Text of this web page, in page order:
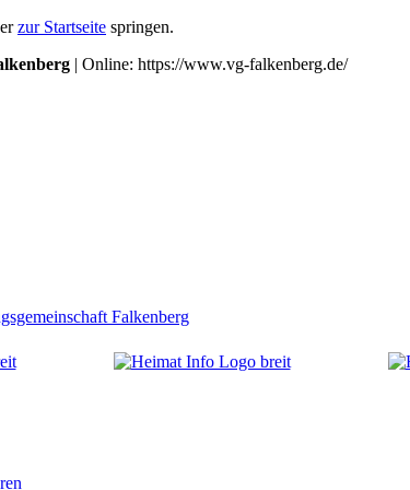
zur Startseite springen.
| Online: https://www.vg-falkenberg.de/